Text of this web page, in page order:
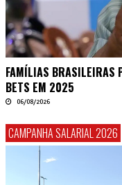
FAMÍLIAS BRASILEIRAS
BETS EM 2025
06/08/2026
CAMPANHA SALARIAL 2026